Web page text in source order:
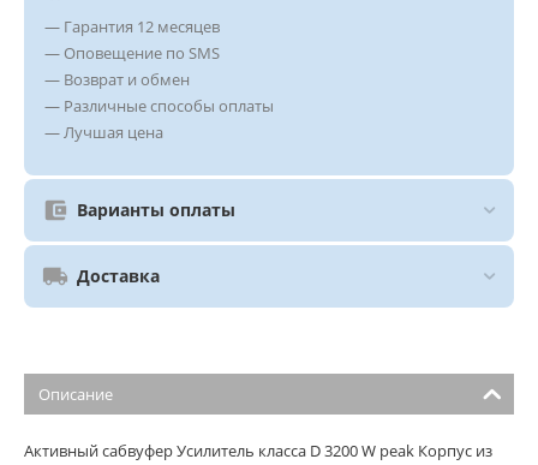
— Гарантия 12 месяцев
— Оповещение по SMS
— Возврат и обмен
— Различные способы оплаты
— Лучшая цена
Варианты оплаты
Доставка
Описание
Активный сабвуфер Усилитель класса D 3200 W peak Корпус из